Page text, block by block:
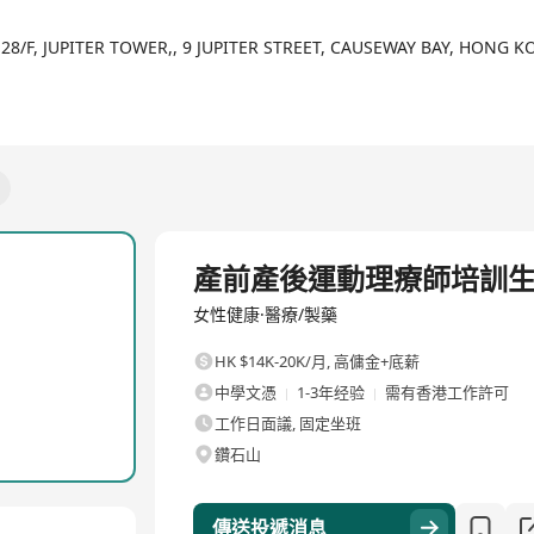
F, JUPITER TOWER,, 9 JUPITER STREET, CAUSEWAY BAY, HONG
產前產後運動理療師培訓
女性健康·醫療/製藥
HK $14K-20K/月,高傭金+底薪
中學文憑
1-3年经验
需有香港工作許可
工作日面議, 固定坐班
鑽石山
傳送投遞消息